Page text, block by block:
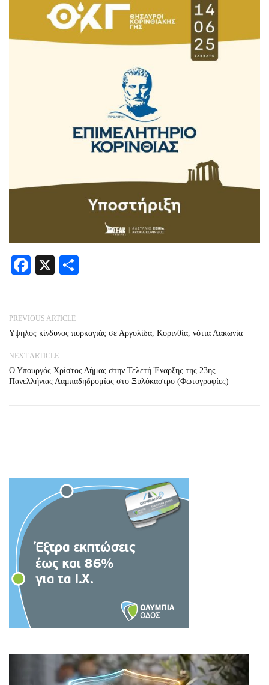
Facebook
X
PREVIOUS ARTICLE
Υψηλός κίνδυνος πυρκαγιάς σε Αργολίδα, Κορινθία, νότια Λακωνία
NEXT ARTICLE
Ο Υπουργός Χρίστος Δήμας στην Τελετή Έναρξης της 23ης
Πανελλήνιας Λαμπαδηδρομίας στο Ξυλόκαστρο (Φωτογραφίες)